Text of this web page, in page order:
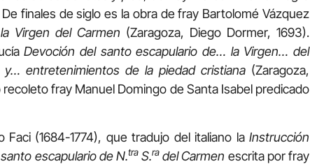
finales de siglo es la obra de fray Bartolomé Vázquez
Virgen del Carmen (Zaragoza, Diego Dormer, 1693).
Devoción del santo escapulario de… la Virgen… del
y… entretenimientos de la piedad cristiana (Zaragoza,
fray Manuel Domingo de Santa Isabel predicado
(1684-1774), que tradujo del italiano la Instrucción
escapulario de N.traS.ra del Carmen escrita por fray